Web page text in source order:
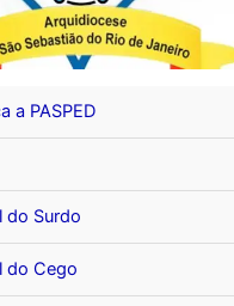
a PASPED
do Surdo
do Cego